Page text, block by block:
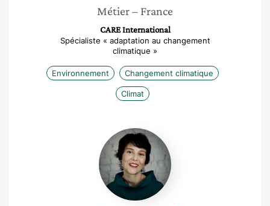
Métier– France
CARE International
Spécialiste « adaptation au changement
climatique »
Environnement Changement climatique
Climat
Céline
Guivarch